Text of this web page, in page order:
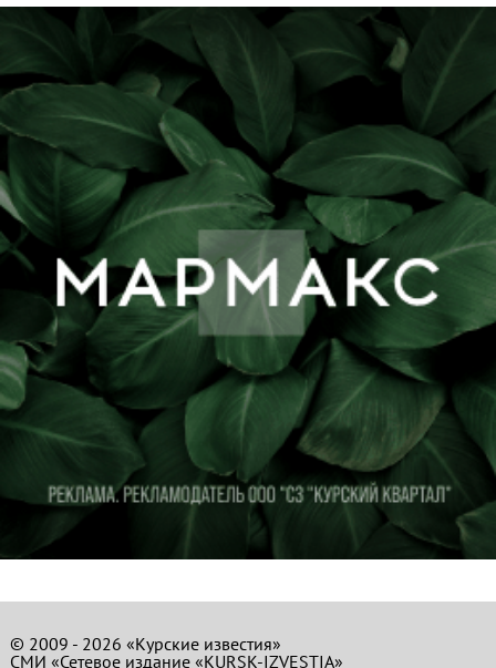
© 2009 - 2026 «Курские известия»
СМИ «Сетевое издание «KURSK-IZVESTIA»